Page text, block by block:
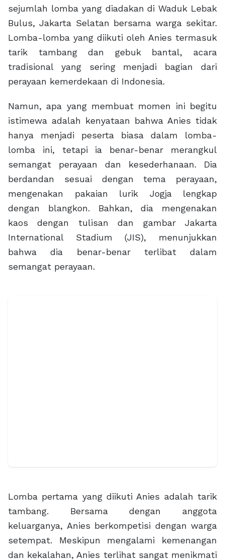
sejumlah lomba yang diadakan di Waduk Lebak
Bulus, Jakarta Selatan bersama warga sekitar.
Lomba-lomba yang diikuti oleh Anies termasuk
tarik tambang dan gebuk bantal, acara
tradisional yang sering menjadi bagian dari
perayaan kemerdekaan di Indonesia.
Namun, apa yang membuat momen ini begitu
istimewa adalah kenyataan bahwa Anies tidak
hanya menjadi peserta biasa dalam lomba-
lomba ini, tetapi ia benar-benar merangkul
semangat perayaan dan kesederhanaan. Dia
berdandan sesuai dengan tema perayaan,
mengenakan pakaian lurik Jogja lengkap
dengan blangkon. Bahkan, dia mengenakan
kaos dengan tulisan dan gambar Jakarta
International Stadium (JIS), menunjukkan
bahwa dia benar-benar terlibat dalam
semangat perayaan.
Lomba pertama yang diikuti Anies adalah tarik
tambang. Bersama dengan anggota
keluarganya, Anies berkompetisi dengan warga
setempat. Meskipun mengalami kemenangan
dan kekalahan, Anies terlihat sangat menikmati